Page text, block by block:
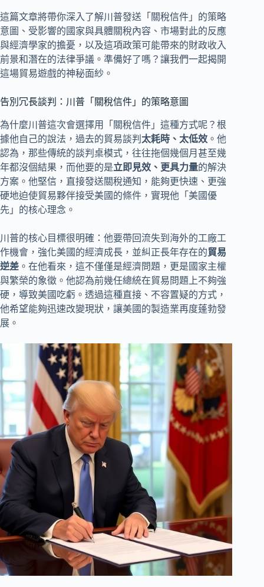
這篇文章將帶你深入了解川普發送「關稅信件」的策略
意圖、受影響的國家與具體關稅內容、市場對此的反應
與經濟學家的擔憂，以及這項政策可能帶來的財政收入
前景和潛在的法律爭議。準備好了嗎？讓我們一起揭開
這場貿易遊戲的神秘面紗。
告別冗長談判：川普「關稅信件」的策略意圖
為什麼川普這次會選擇用「關稅信件」這種方式呢？根
據他自己的說法，過去的貿易談判 太耗時、太低效 。他
認為，那些傳統的談判桌模式，往往拖個幾個月甚至幾
年都沒個結果，而他要的是立即見效、更具力量的解決
方案。他堅信，直接發送關稅通知，能夠更快速、更強
硬地迫使貿易夥伴接受美國的條件，實現他「美國優
先」的核心理念。
川普的核心目標很明確：他要帶回流失到海外的工廠工
作機會，強化美國的經濟成長，並糾正長年存在的貿易
逆差 。在他看來，這不僅僅是經濟問題，更是國家主權
與繁榮的象徵。他認為前幾任總統在貿易問題上不夠強
硬，導致美國吃虧。透過這種直接、不容置疑的方式，
他希望能夠迅速改變現狀，讓美國的製造業再度蓬勃發
展。